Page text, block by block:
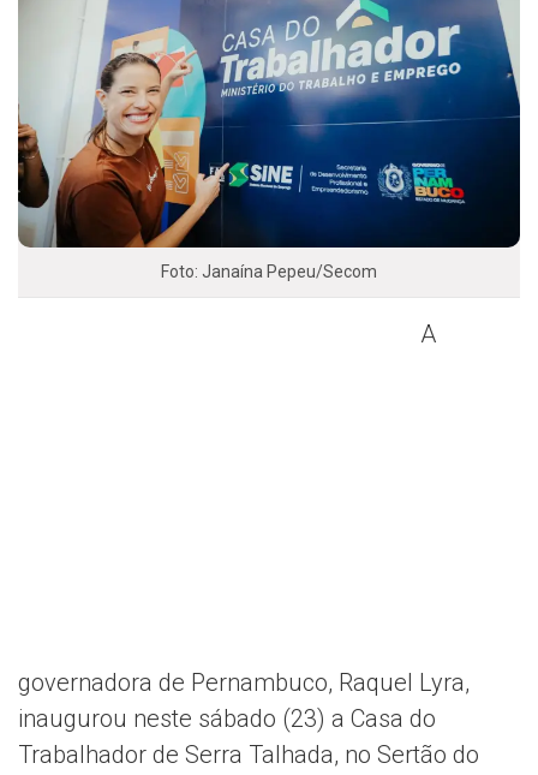
Foto: Janaína Pepeu/Secom
A
governadora de Pernambuco, Raquel Lyra,
inaugurou neste sábado (23) a Casa do
Trabalhador de Serra Talhada, no Sertão do